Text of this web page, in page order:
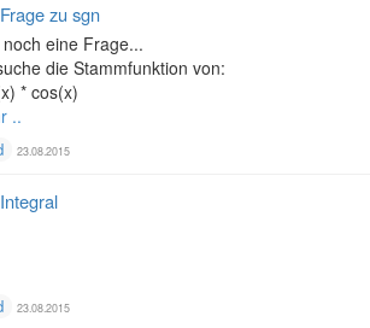
zu sgn
noch eine Frage...
die Stammfunktion von:
* cos(x)
..
23.08.2015
23.08.2015